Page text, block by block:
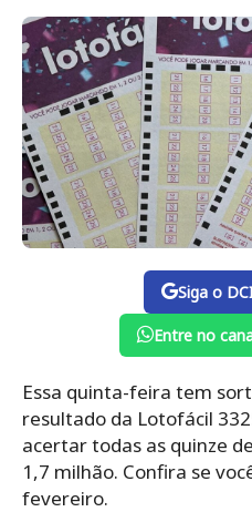
Siga o
Entre no
Essa quinta-feira tem
resultado da Lotofácil
acertar todas as quinze
1,7 milhão. Confira se
fevereiro.